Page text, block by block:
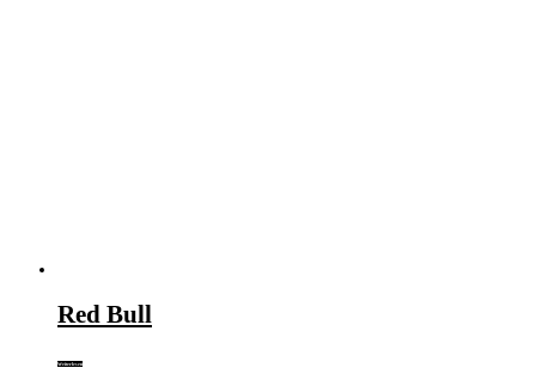
Red Bull
Weiterlesen